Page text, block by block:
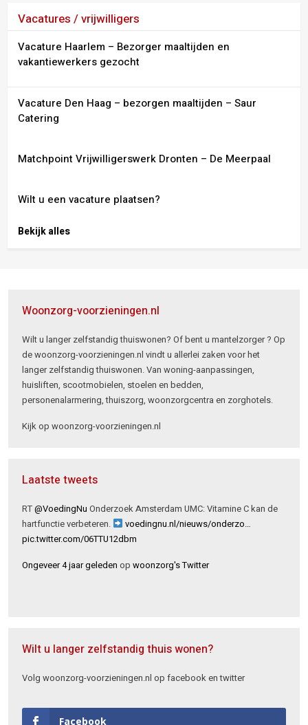
Vacatures / vrijwilligers
Vacature Haarlem – Bezorger maaltijden en
vakantiewerkers gezocht
Vacature Den Haag – bezorgen maaltijden – Saur
Catering
Matchpoint Vrijwilligerswerk Dronten – De Meerpaal
Wilt u een vacature plaatsen?
Bekijk alles
Woonzorg-voorzieningen.nl
Wilt u langer zelfstandig thuiswonen? Of bent u mantelzorger ? Op
de woonzorg-voorzieningen.nl vindt u allerlei zaken voor het
langer zelfstandig thuiswonen. Van woning-aanpassingen,
huisliften, scootmobielen, stoelen en bedden,
personenalarmering, thuiszorg, woonzorgcentra en zorghotels.
Kijk op woonzorg-voorzieningen.nl
Laatste tweets
RT@VoedingNu Onderzoek Amsterdam UMC: Vitamine C kan de
hartfunctie verbeteren.
voedingnu.nl/nieuws/onderzo…
pic.twitter.com/06TTU12dbm
Ongeveer 4 jaar geleden op woonzorg's Twitter
Wilt u langer zelfstandig thuis wonen?
Volg woonzorg-voorzieningen.nl op facebook en twitter
Facebook